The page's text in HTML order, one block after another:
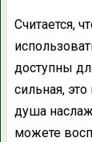
Считается,
доступны
сильная,
душа
можете